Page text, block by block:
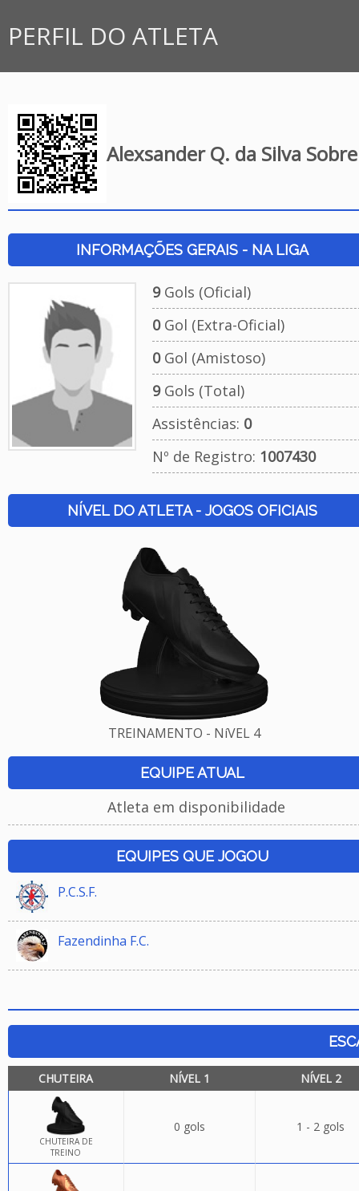
PERFIL DO ATLETA
Alexsander Q. da Silva
INFORMAÇÕES GERAIS - NA LIGA
9Gols (Oficial)
0Gol (Extra-Oficial)
0Gol (Amistoso)
9Gols (Total)
Assistências: 0
Nº de Registro: 1007430
NÍVEL DO ATLETA - JOGOS OFICIAIS
TREINAMENTO - NíVEL 4
EQUIPE ATUAL
Atleta em disponibilidade
EQUIPES QUE JOGOU
P.C.S.F.
Fazendinha F.C.
CHUTEIRA NÍVEL 1 NÍVEL 2
CHUTEIRA DE
TREINO
0 gols 1 - 2 gols